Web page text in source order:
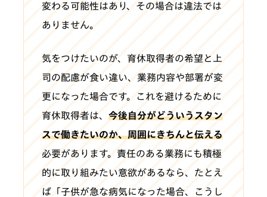
変わる可能性はあり、その場合は違法では
ありません。
気をつけたいのが、育休取得者の希望と上
司の配慮が食い違い、業務内容や部署が変
更になった場合です。これを避けるために
育休取得者は、 今後自分がどういうスタン
スで働きたいのか、周囲にきちんと伝える
必要があります。責任のある業務にも積極
的に取り組みたい意欲があるなら、たとえ
ば「子供が急な病気になった場合、こうし